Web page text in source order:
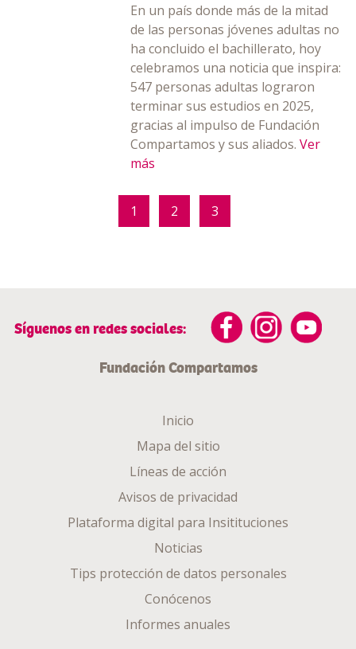
En un país donde más de la mitad
de las personas jóvenes adultas no
ha concluido el bachillerato, hoy
celebramos una noticia que inspira:
547 personas adultas lograron
terminar sus estudios en 2025,
gracias al impulso de Fundación
Compartamos y sus aliados.Ver
más
1 2 3
Síguenos en redes sociales:
Fundación Compartamos
Inicio
Mapa del sitio
Líneas de acción
Avisos de privacidad
Plataforma digital para Insitituciones
Noticias
Tips protección de datos personales
Conócenos
Informes anuales